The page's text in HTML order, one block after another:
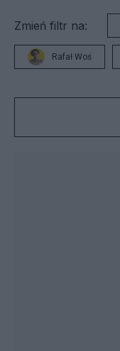
Zmień filtr na:
Rafał Woś